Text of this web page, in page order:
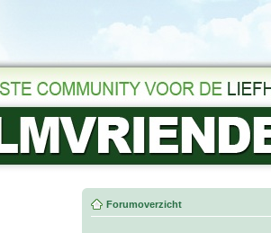
Forumoverzicht